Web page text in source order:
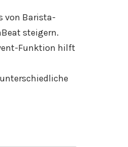
von Barista-
steigern.
Funktion hilft